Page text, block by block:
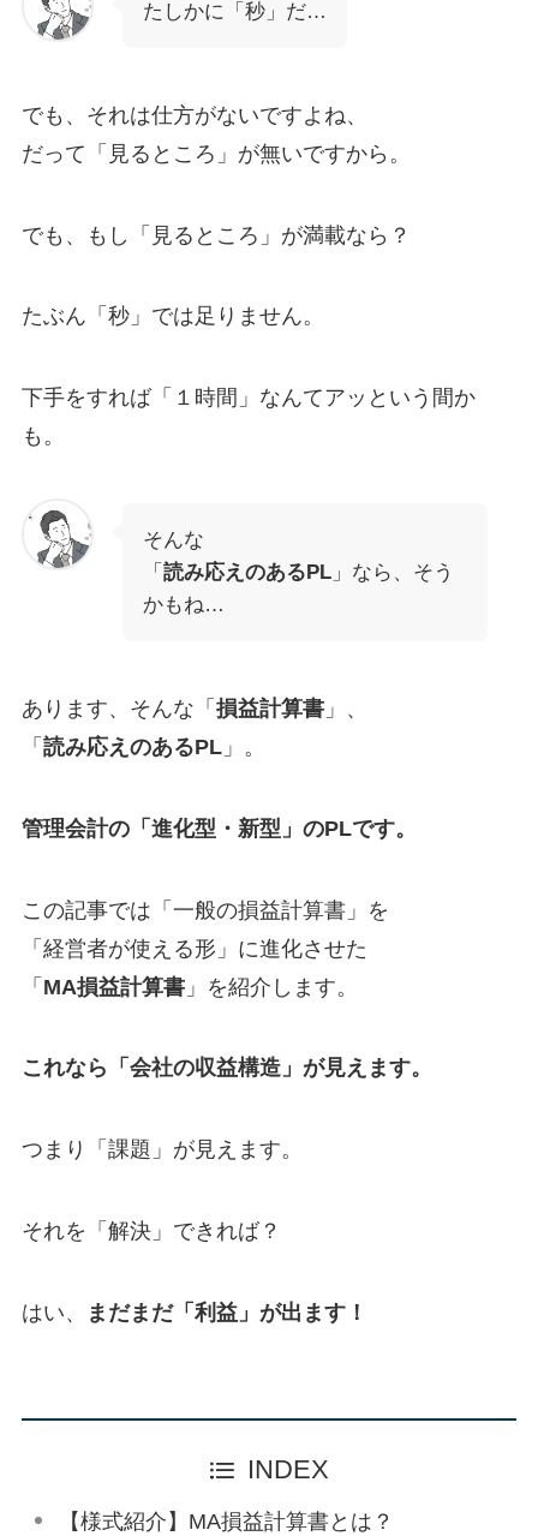
たしかに「秒」だ…
でも、それは仕方がないですよね、
だって「見るところ」が無いですから。
でも、もし「見るところ」が満載なら？
たぶん「秒」では足りません。
下手をすれば「１時間」なんてアッという間か
も。
そんな
「 読み応えのあるPL」なら、そう
かもね…
あります、そんな「 損益計算書」、
「 読み応えのあるPL」。
管理会計の「進化型・新型」のPLです。
この記事では「一般の損益計算書」を
「経営者が使える形」に進化させた
「 MA損益計算書」を紹介します。
これなら「会社の収益構造」が見えます。
つまり「課題」が見えます。
それを「解決」できれば？
はい、 まだまだ「利益」が出ます！
INDEX
【様式紹介】MA損益計算書とは？